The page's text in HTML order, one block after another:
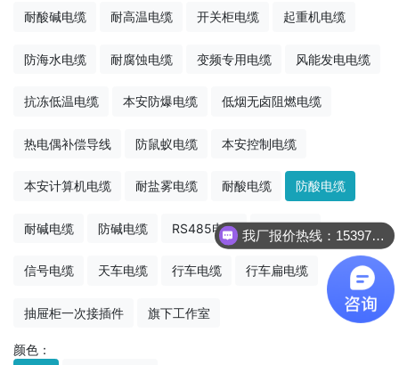
耐酸碱电缆 耐高温电缆 开关柜电缆 起重机电缆
防海水电缆 耐腐蚀电缆 变频专用电缆 风能发电电缆
抗冻低温电缆 本安防爆电缆 低烟无卤阻燃电缆
热电偶补偿导线 防鼠蚁电缆 本安控制电缆
本安计算机电缆 耐盐雾电缆 耐酸电缆 防酸电缆
耐碱电缆 防碱电缆 RS485电缆 通讯电缆
信号电缆 天车电缆 行车电缆 行车扁电缆
抽屉柜一次接插件 旗下工作室
颜色：
我厂报价热线：15397022236